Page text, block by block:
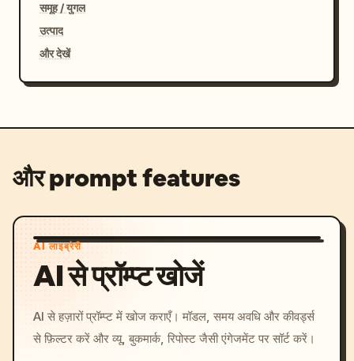
समूह / युगल
उत्पाद
और देखें
और prompt features
AI लाइब्रेरी
AI से प्रॉम्प्ट खोजें
AI से हज़ारों प्रॉम्प्ट में खोज कराएँ। मॉडल, समय अवधि और कीवर्ड्स
से फ़िल्टर करें और व्यू, बुकमार्क, रिपोस्ट जैसी एंगेजमेंट पर सॉर्ट करें।